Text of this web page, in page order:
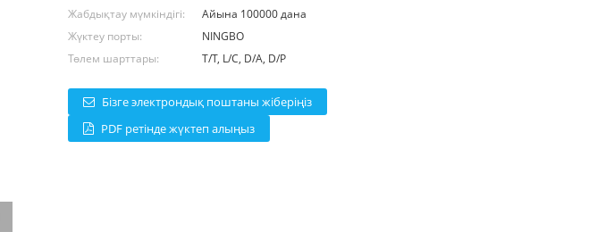
Жабдықтау мүмкіндігі:
Айына 100000 дана
Жүктеу порты:
NINGBO
Төлем шарттары:
T/T, L/C, D/A, D/P
Бізге электрондық поштаны жіберіңіз
PDF ретінде жүктеп алыңыз